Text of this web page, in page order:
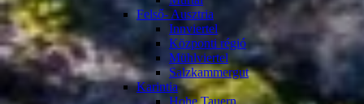
Felső- Ausztria
Innviertel
Központi régió
Mühlviertel
Salzkammergut
Karintia
Hohe Tauern